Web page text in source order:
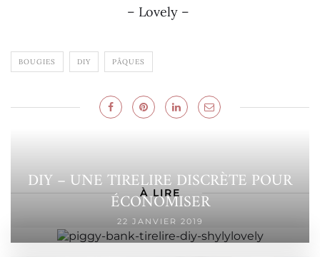
– Lovely –
BOUGIES DIY PÂQUES
À LIRE
DIY – UNE TIRELIRE DISCRÈTE POUR
ÉCONOMISER
22 JANVIER 2019